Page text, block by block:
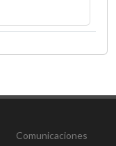
Comunicaciones